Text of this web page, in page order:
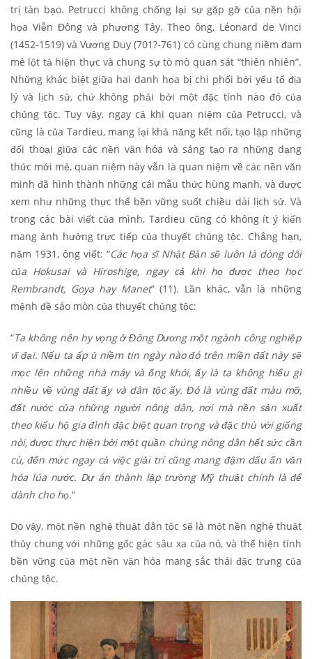
trị tàn bạo. Petrucci không chống lại sự gặp gỡ của nền hội
họa Viễn Đông và phương Tây. Theo ông, Léonard de Vinci
(1452-1519) và Vương Duy (701?-761) có cùng chung niềm đam
mê lột tả hiện thực và chung sự tò mò quan sát “thiên nhiên”.
Những khác biệt giữa hai danh họa bị chi phối bởi yếu tố địa
lý và lịch sử, chứ không phải bởi một đặc tính nào đó của
chủng tộc. Tuy vậy, ngay cả khi quan niệm của Petrucci, và
cũng là của Tardieu, mang lại khả năng kết nối, tạo lập những
đối thoại giữa các nền văn hóa và sáng tạo ra những dạng
thức mới mẻ, quan niệm này vẫn là quan niệm về các nền văn
minh đã hình thành những cái mẫu thức hùng mạnh, và được
xem như những thực thể bền vững suốt chiều dài lịch sử. Và
trong các bài viết của mình, Tardieu cũng có không ít ý kiến
mang ảnh hưởng trực tiếp của thuyết chủng tộc. Chẳng hạn,
năm 1931, ông viết: “Các họa sĩ Nhật Bản sẽ luôn là dòng dõi
của Hokusai và Hiroshige, ngay cả khi họ được theo học
Rembrandt, Goya hay Manet” (11). Lần khác, vẫn là những
mệnh đề sáo mòn của thuyết chủng tộc:
“Ta không nên hy vọng ở Đông Dương một ngành công nghiệp
vĩ đại. Nếu ta ấp ủ niềm tin ngày nào đó trên miền đất này sẽ
mọc lên những nhà máy và ống khói, ấy là ta không hiểu gì
nhiều về vùng đất ấy và dân tộc ấy. Đó là vùng đất màu mỡ,
đất nước của những người nông dân, nơi mà nền sản xuất
theo kiểu hộ gia đình đặc biệt quan trọng và đặc thù với giống
nòi, được thực hiện bởi một quần chúng nông dân hết sức cần
cù, đến mức ngay cả việc giải trí cũng mang đậm dấu ấn văn
hóa lúa nước. Dự án thành lập trường Mỹ thuật chính là để
dành cho họ.“
Do vậy, một nền nghệ thuật dân tộc sẽ là một nền nghệ thuật
thủy chung với những gốc gác sâu xa của nó, và thể hiện tính
bền vững của một nền văn hóa mang sắc thái đặc trưng của
chủng tộc.